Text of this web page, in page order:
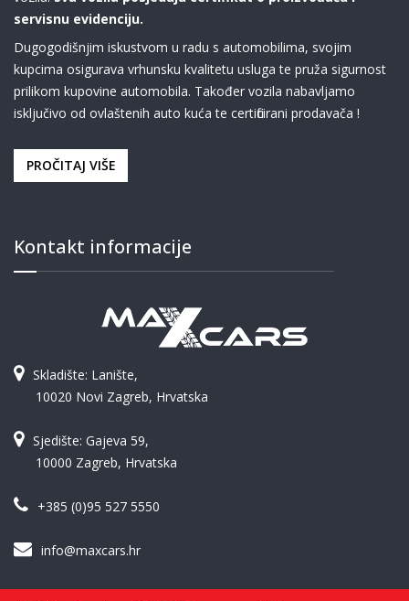
servisnu evidenciju.
Dugogodišnjim iskustvom u radu s automobilima, svojim
kupcima osigurava vrhunsku kvalitetu usluga te pruža sigurnost
prilikom kupovine automobila. Također vozila nabavljamo
isključivo od ovlaštenih auto kuća te certificirani prodavača !
PROČITAJ VIŠE
Kontakt informacije
Skladište: Lanište,
10020 Novi Zagreb, Hrvatska
Sjedište: Gajeva 59,
10000 Zagreb, Hrvatska
+385 (0)95 527 5550
info@maxcars.hr